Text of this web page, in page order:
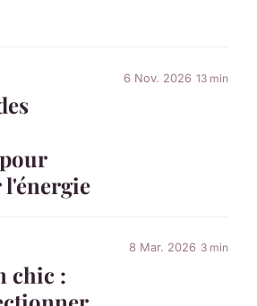
6 Nov. 2026 13 min
chic :
8 Mar. 2026 3 min